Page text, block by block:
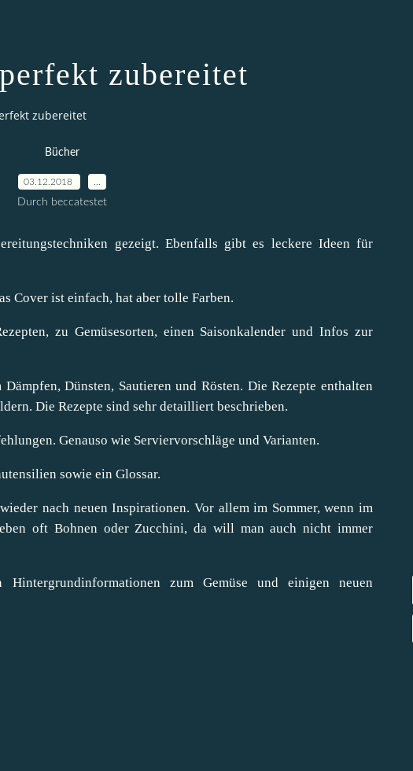
zubereitet
zubereitet
Bücher
03.12.2018
Durch beccatestet
gezeigt. Ebenfalls gibt es leckere Ideen für
Cover ist einfach, hat aber tolle Farben.
zu Gemüsesorten, einen Saisonkalender und Infos zur
Dünsten, Sautieren und Rösten. Die Rezepte enthalten
Die Rezepte sind sehr detailliert beschrieben.
Genauso wie Serviervorschläge und Varianten.
sowie ein Glossar.
nach neuen Inspirationen. Vor allem im Sommer, wenn im
oft Bohnen oder Zucchini, da will man auch nicht immer
zum Gemüse und einigen neuen